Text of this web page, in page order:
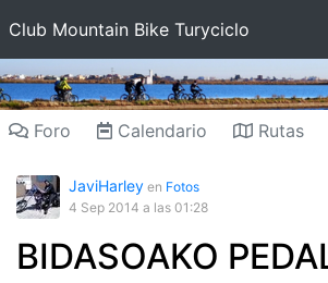
Club Mountain Bike Turyciclo
Foro Calendario Rutas
JaviHarley en Fotos
4 Sep 2014 a las 01:28
BIDASOAKO